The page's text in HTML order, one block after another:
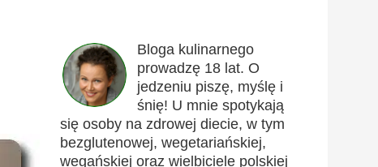
Bloga kulinarnego
prowadzę 18 lat. O
jedzeniu piszę, myślę i
śnię! U mnie spotykają
się osoby na zdrowej diecie, w tym
bezglutenowej, wegetariańskiej,
wegańskiej oraz wielbiciele polskiej